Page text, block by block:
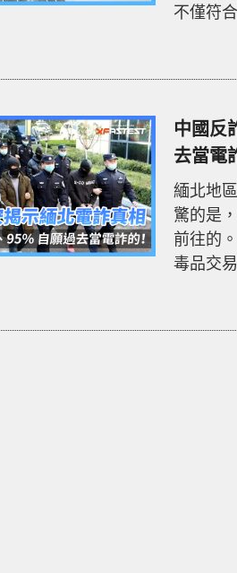
不僅符合
使用一
以 50
別重達
中國反
去當電
Benz！
緬北地
驚的是
前往的
毒品交易
的案例
活動。